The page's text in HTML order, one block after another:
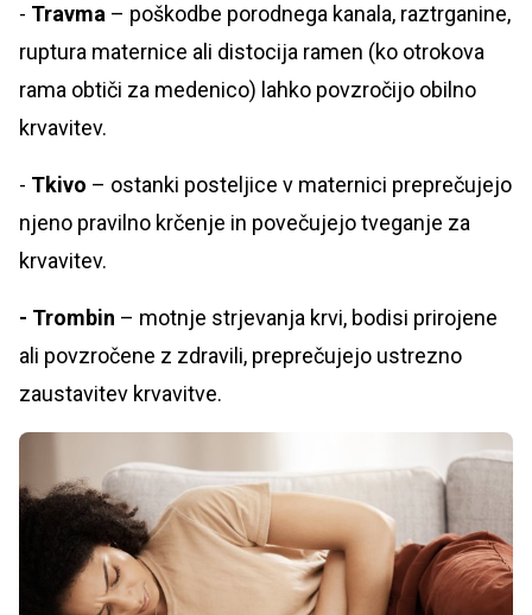
- Travma – poškodbe porodnega kanala, raztrganine,
ruptura maternice ali distocija ramen (ko otrokova
rama obtiči za medenico) lahko povzročijo obilno
krvavitev.
- Tkivo – ostanki posteljice v maternici preprečujejo
njeno pravilno krčenje in povečujejo tveganje za
krvavitev.
- Trombin – motnje strjevanja krvi, bodisi prirojene
ali povzročene z zdravili, preprečujejo ustrezno
zaustavitev krvavitve.